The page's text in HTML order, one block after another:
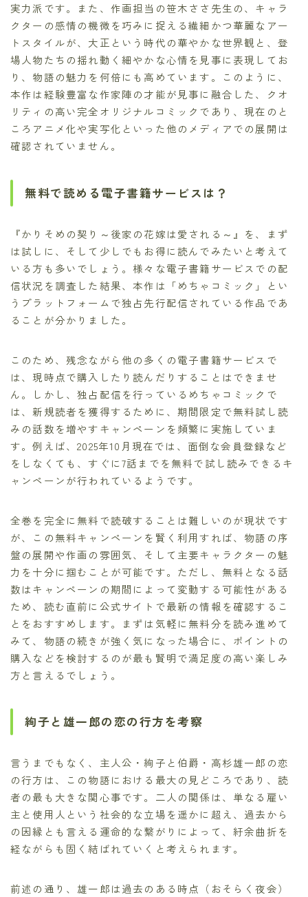
実力派です。また、作画担当の笹木ささ先生の、キャラ
クターの感情の機微を巧みに捉える繊細かつ華麗なアー
トスタイルが、大正という時代の華やかな世界観と、登
場人物たちの揺れ動く細やかな心情を見事に表現してお
り、物語の魅力を何倍にも高めています。このように、
本作は経験豊富な作家陣の才能が見事に融合した、クオ
リティの高い完全オリジナルコミックであり、現在のと
ころアニメ化や実写化といった他のメディアでの展開は
確認されていません。
無料で読める電子書籍サービスは？
『かりそめの契り～後家の花嫁は愛される～』を、まず
は試しに、そして少しでもお得に読んでみたいと考えて
いる方も多いでしょう。様々な電子書籍サービスでの配
信状況を調査した結果、本作は「めちゃコミック」とい
うプラットフォームで独占先行配信されている作品であ
ることが分かりました。
このため、残念ながら他の多くの電子書籍サービスで
は、現時点で購入したり読んだりすることはできませ
ん。しかし、独占配信を行っているめちゃコミックで
は、新規読者を獲得するために、期間限定で無料試し読
みの話数を増やすキャンペーンを頻繁に実施していま
す。例えば、2025年10月現在では、面倒な会員登録など
をしなくても、すぐに7話までを無料で試し読みできるキ
ャンペーンが行われているようです。
全巻を完全に無料で読破することは難しいのが現状です
が、この無料キャンペーンを賢く利用すれば、物語の序
盤の展開や作画の雰囲気、そして主要キャラクターの魅
力を十分に掴むことが可能です。ただし、無料となる話
数はキャンペーンの期間によって変動する可能性がある
ため、読む直前に公式サイトで最新の情報を確認するこ
とをおすすめします。まずは気軽に無料分を読み進めて
みて、物語の続きが強く気になった場合に、ポイントの
購入などを検討するのが最も賢明で満足度の高い楽しみ
方と言えるでしょう。
絢子と雄一郎の恋の行方を考察
言うまでもなく、主人公・絢子と伯爵・高杉雄一郎の恋
の行方は、この物語における最大の見どころであり、読
者の最も大きな関心事です。二人の関係は、単なる雇い
主と使用人という社会的な立場を遥かに超え、過去から
の因縁とも言える運命的な繋がりによって、紆余曲折を
経ながらも固く結ばれていくと考えられます。
前述の通り、雄一郎は過去のある時点（おそらく夜会）